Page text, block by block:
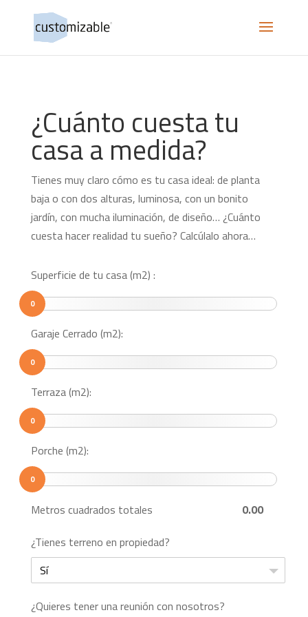
¿Cuánto cuesta tu
casa a medida?
Tienes muy claro cómo es tu casa ideal: de planta
baja o con dos alturas, luminosa, con un bonito
jardín, con mucha iluminación, de diseño… ¿Cuánto
cuesta hacer realidad tu sueño? Calcúlalo ahora…
Superficie de tu casa (m2) :
0
Garaje Cerrado (m2):
0
Terraza (m2):
0
Porche (m2):
0
Metros cuadrados totales
0.00
¿Tienes terreno en propiedad?
Sí
¿Quieres tener una reunión con nosotros?